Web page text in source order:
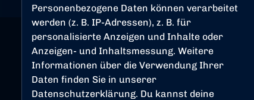
Personenbezogene Daten können verarbeitet
werden (z. B. IP-Adressen), z. B. für
personalisierte Anzeigen und Inhalte oder
Anzeigen- und Inhaltsmessung. Weitere
Informationen über die Verwendung Ihrer
Daten finden Sie in unserer
Datenschutzerklärung. Du kannst deine